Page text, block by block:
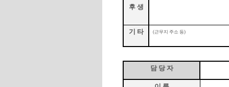
후 생
기 타 (근무지 주소 등)
담 당 자